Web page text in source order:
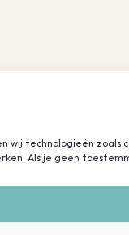
wij technologieën
Als je geen